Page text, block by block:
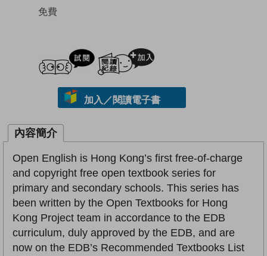
免費
試閲
加入／閱讀電子書
內容簡介
Open English is Hong Kong’s first free-of-charge
and copyright free open textbook series for
primary and secondary schools. This series has
been written by the Open Textbooks for Hong
Kong Project team in accordance to the EDB
curriculum, duly approved by the EDB, and are
now on the EDB’s Recommended Textbooks List